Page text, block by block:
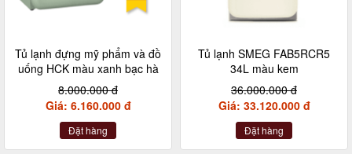
Tủ lạnh đựng mỹ phẩm và đồ
uống HCK màu xanh bạc hà
8.000.000 đ
Giá: 6.160.000 đ
Đặt hàng
Tủ lạnh SMEG FAB5RCR5
34L màu kem
36.000.000 đ
Giá: 33.120.000 đ
Đặt hàng